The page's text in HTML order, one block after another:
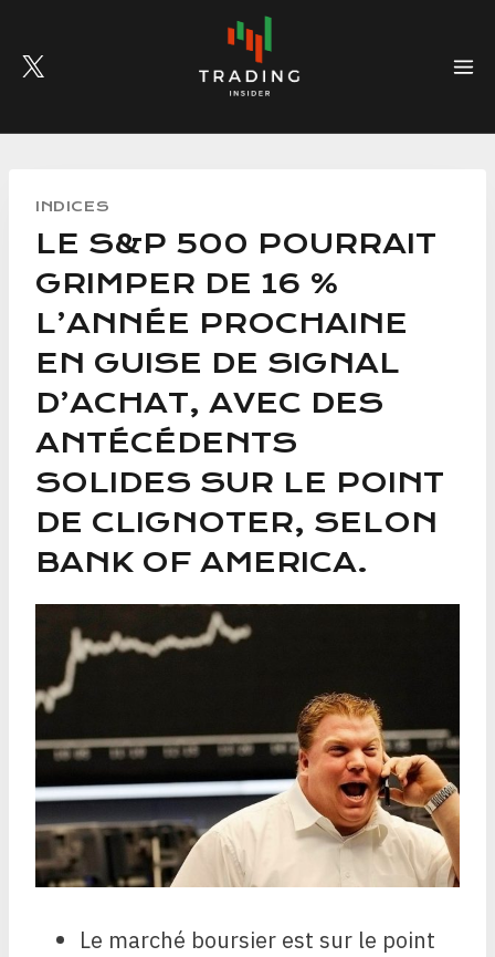
content
INDICES
LE S&P 500 POURRAIT
GRIMPER DE 16 %
L’ANNÉE PROCHAINE
EN GUISE DE SIGNAL
D’ACHAT, AVEC DES
ANTÉCÉDENTS
SOLIDES SUR LE POINT
DE CLIGNOTER, SELON
BANK OF AMERICA.
Le marché boursier est sur le point